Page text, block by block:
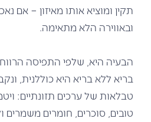
תקין ומוציא אותו מאיזון – אם
ובאווירה הלא מתאימה.
הבעיה היא, שלפי התפיסה
בריא ללא בריא היא כוללנית,
טבלאות של ערכים תזונתיים:
טובים, סוכרים, חומרים משמרים